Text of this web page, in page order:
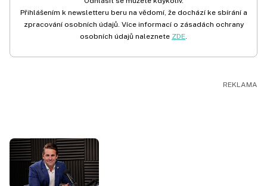
Přihlášením k newsletteru beru na vědomí, že dochází ke sbírání a
zpracování osobních údajů. Více informací o zásadách ochrany
osobních údajů naleznete ZDE.